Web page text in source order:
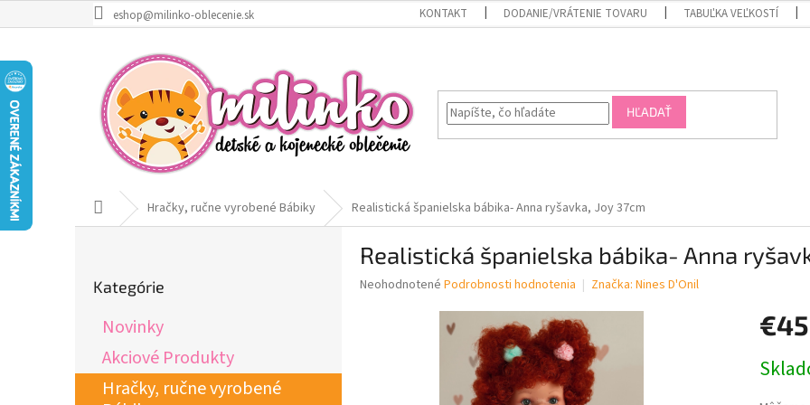
na
eshop@milinko-oblecenie.sk KONTAKT DODANIE/VRÁTENIE TOVARU TABUĽKA VEĽKOSTÍ
HĽADAŤ
DomovHračky, ručne vyrobené Bábiky Realistická španielska bábika- Anna ryšavka, Joy 37cm
n
kategórie
Kategórie
Novinky
Akciové Produkty
Hračky, ručne vyrobené
Realistická španielska bábika- Anna
Priemerné
Neohodnotené Podrobnosti hodnotenia Značka: Nines D'Onil
cena: